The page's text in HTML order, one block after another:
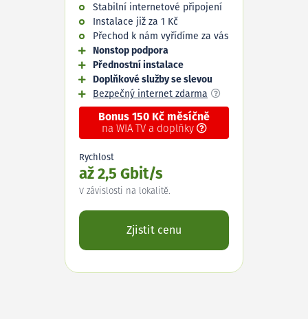
Stabilní internetové připojení
Instalace již za 1 Kč
Přechod k nám vyřídíme za vás
Nonstop podpora
Přednostní instalace
Doplňkové služby se slevou
Bezpečný internet zdarma
Bonus 150 Kč měsíčně
na WIA TV a doplňky
Rychlost
až 2,5 Gbit/s
V závislosti na lokalitě.
Zjistit cenu